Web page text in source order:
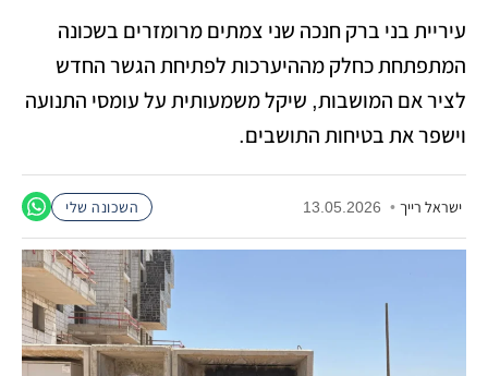
עיריית בני ברק חנכה שני צמתים מרומזרים בשכונה
המתפתחת כחלק מההיערכות לפתיחת הגשר החדש
לציר אם המושבות, שיקל משמעותית על עומסי התנועה
וישפר את בטיחות התושבים.
ישראל רייך •
13.05.2026 השכונה שלי